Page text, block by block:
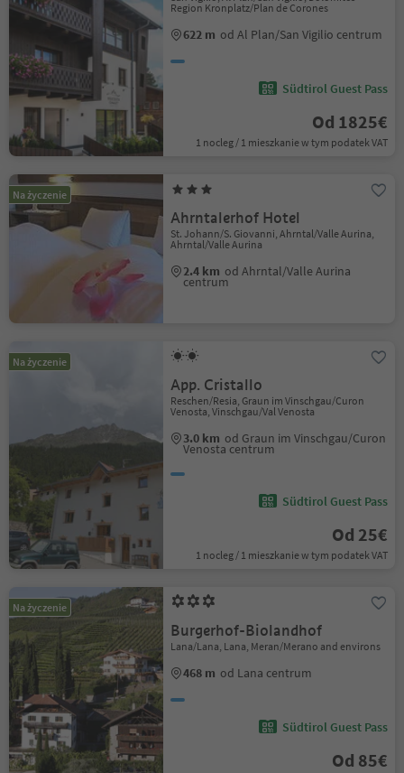
Region Kronplatz/Plan de Corones
622 m od Al Plan/San Vigilio centrum
Südtirol Guest Pass
Od 1825€
1 nocleg / 1 mieszkanie w tym podatek VAT
Na życzenie
Ahrntalerhof Hotel
St. Johann/S. Giovanni, Ahrntal/Valle Aurina,
Ahrntal/Valle Aurina
2.4 km od Ahrntal/Valle Aurina
centrum
Na życzenie
App. Cristallo
Reschen/Resia, Graun im Vinschgau/Curon
Venosta, Vinschgau/Val Venosta
3.0 km od Graun im Vinschgau/Curon
Venosta centrum
Südtirol Guest Pass
Od 25€
1 nocleg / 1 mieszkanie w tym podatek VAT
Na życzenie
Burgerhof-Biolandhof
Lana/Lana, Lana, Meran/Merano and environs
468 m od Lana centrum
Südtirol Guest Pass
Od 85€